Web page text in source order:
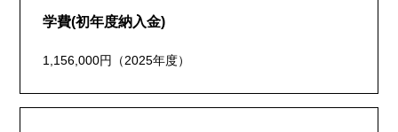
学費(初年度納入金)
1,156,000円（2025年度）